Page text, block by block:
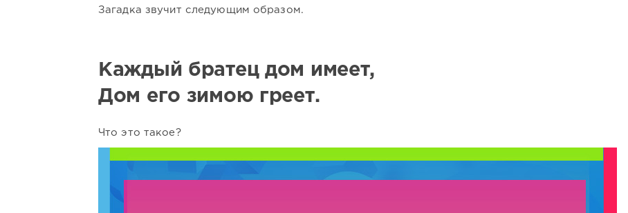
Загадка звучит следующим образом.
Каждый братец дом имеет,
Дом его зимою греет.
Что это такое?